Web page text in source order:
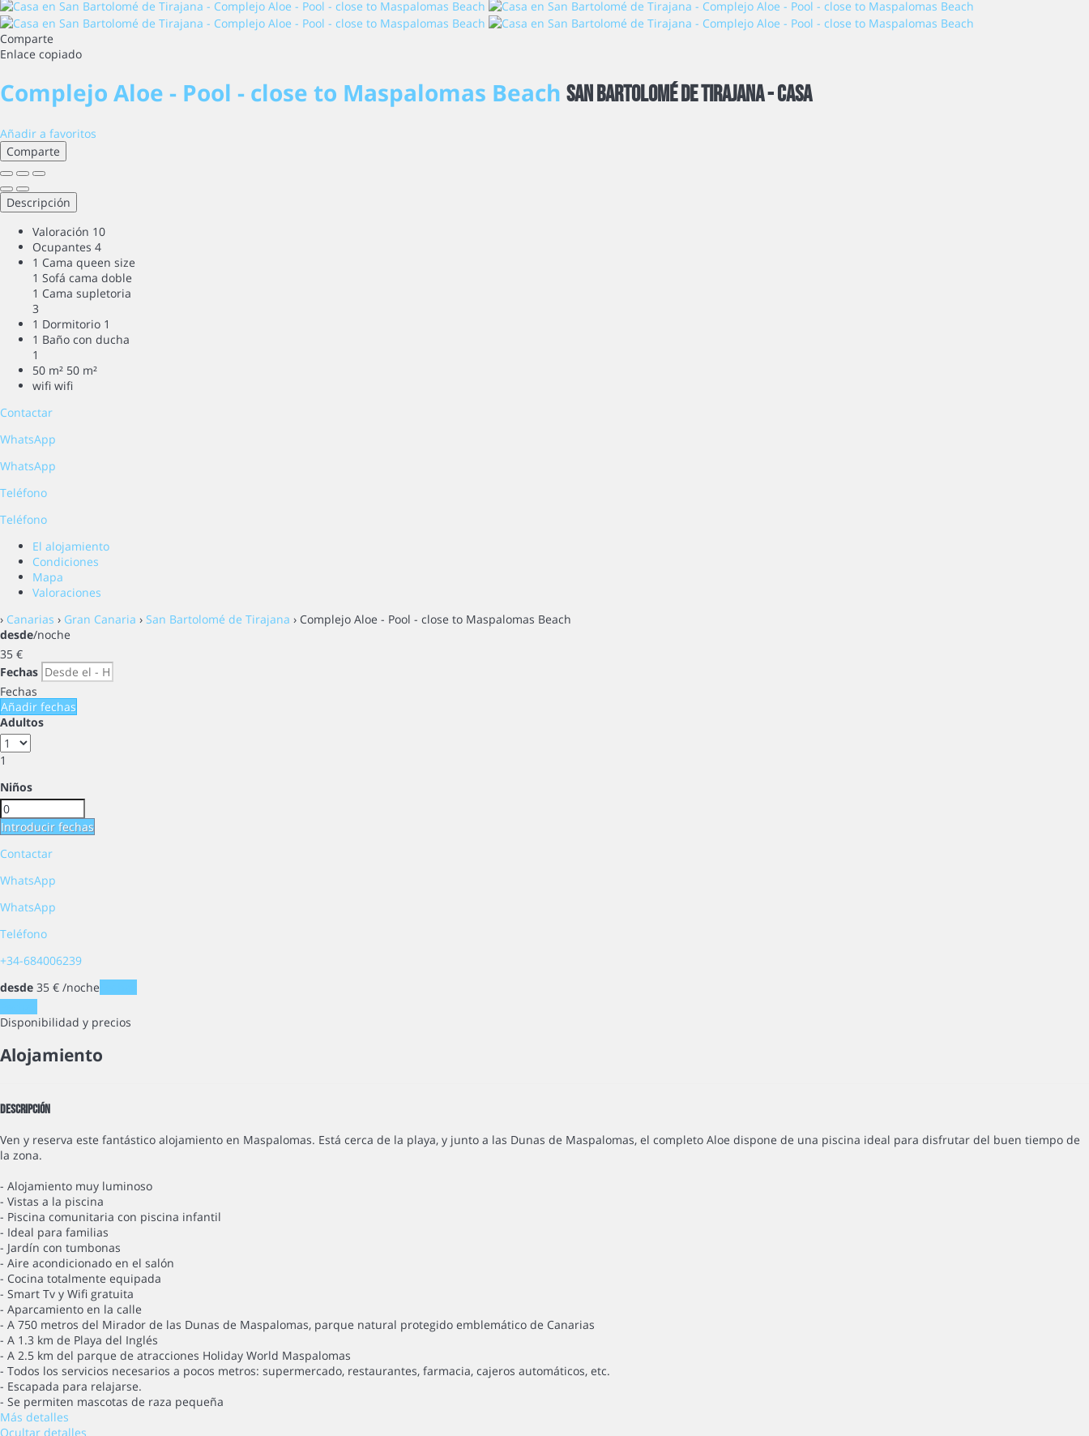
Comparte
Enlace copiado
Complejo Aloe - Pool - close to Maspalomas Beach San Bartolomé de Tirajana -Casa
Añadir a favoritos
Comparte
Descripción
Valoración 10
Ocupantes 4
1 Cama queen size
1 Sofá cama doble
1 Cama supletoria
3
1 Dormitorio 1
1 Baño con ducha
1
50 m² 50 m²
wifi wifi
Contactar
WhatsApp
WhatsApp
Teléfono
Teléfono
El alojamiento
Condiciones
Mapa
Valoraciones
› Canarias › Gran Canaria › San Bartolomé de Tirajana › Complejo Aloe - Pool - close to Maspalomas Beach
desde/noche
35 €
Fechas
Fechas
Añadir fechas
Adultos
1
Niños
Introducir fechas
Contactar
WhatsApp
WhatsApp
Teléfono
+34-684006239
desde 35 € /noche
Disponibilidad y precios
Alojamiento
Descripción
Ven y reserva este fantástico alojamiento en Maspalomas. Está cerca de la playa, y junto a las Dunas de Maspalomas, el completo Aloe dispone de una piscina ideal para disfrutar del buen tiempo de
la zona.
- Alojamiento muy luminoso
- Vistas a la piscina
- Piscina comunitaria con piscina infantil
- Ideal para familias
- Jardín con tumbonas
- Aire acondicionado en el salón
- Cocina totalmente equipada
- Smart Tv y Wifi gratuita
- Aparcamiento en la calle
- A 750 metros del Mirador de las Dunas de Maspalomas, parque natural protegido emblemático de Canarias
- A 1.3 km de Playa del Inglés
- A 2.5 km del parque de atracciones Holiday World Maspalomas
- Todos los servicios necesarios a pocos metros: supermercado, restaurantes, farmacia, cajeros automáticos, etc.
- Escapada para relajarse.
- Se permiten mascotas de raza pequeña
Más detalles
Ocultar detalles